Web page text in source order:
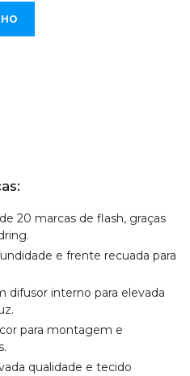
20 marcas de flash, graças
e frente recuada para
difusor interno para elevada
para montagem e
qualidade e tecido